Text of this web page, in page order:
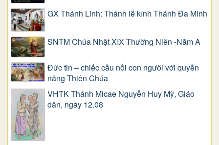
GX Thánh Linh: Thánh lễ kính Thánh Đa Minh
SNTM Chúa Nhật XIX Thường Niên -Năm A
Đức tin – chiếc cầu nối con người với quyền
năng Thiên Chúa
VHTK Thánh Micae Nguyễn Huy Mỹ, Giáo
dân, ngày 12.08